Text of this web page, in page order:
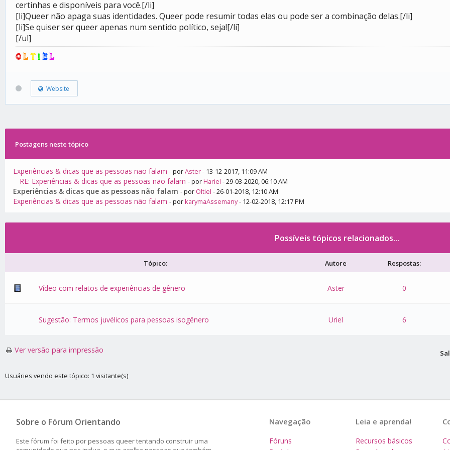
certinhas e disponíveis para você.[/li]
[li]Queer não apaga suas identidades. Queer pode resumir todas elas ou pode ser a combinação delas.[/li]
[li]Se quiser ser queer apenas num sentido político, seja![/li]
[/ul]
OLTIEL
Website
Postagens neste tópico
Experiências & dicas que as pessoas não falam - porAster- 13-12-2017, 11:09 AM
RE: Experiências & dicas que as pessoas não falam - porHariel - 29-03-2020, 06:10 AM
Experiências & dicas que as pessoas não falam - por Oltiel - 26-01-2018, 12:10 AM
Experiências & dicas que as pessoas não falam - porkarymaAssemany- 12-02-2018, 12:17 PM
Possíveis tópicos relacionados...
Tópico: Autore Respostas:
Vídeo com relatos de experiências de gênero Aster 0
Sugestão: Termos juvélicos para pessoas isogênero Uriel 6
Ver versão para impressão
Usuáries vendo este tópico: 1 visitante(s)
Sobre o Fórum Orientando
Este fórum foi feito por pessoas queer tentando construir uma
Leia e aprenda!
Recursos básicos
Navegação
Fóruns